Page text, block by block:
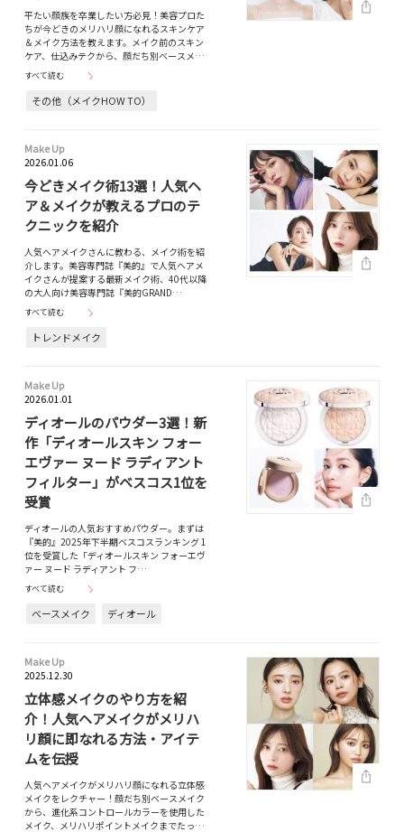
平たい顔族を卒業したい方必見！美容プロた
ちが今どきのメリハリ顔になれるスキンケア
＆メイク方法を教えます。メイク前のスキン
ケア、仕込みテクから、顔だち別ベースメ…
すべて読む
その他（メイクHOW TO）
Make Up
2026.01.06
今どきメイク術13選！人気ヘ
ア＆メイクが教えるプロのテ
クニックを紹介
人気へアメイクさんに教わる、メイク術を紹
介します。美容専門誌『美的』で人気ヘアメ
イクさんが提案する最新メイク術、40代以降
の大人向け美容専門誌『美的GRAND…
すべて読む
トレンドメイク
Make Up
2026.01.01
ディオールのパウダー3選！新
作「ディオールスキン フォー
エヴァー ヌード ラディアント
フィルター」がベスコス1位を
受賞
ディオールの人気おすすめパウダー。まずは
『美的』2025年下半期ベスコスランキング 1
位を受賞した「ディオールスキン フォーエヴ
ァー ヌード ラディアント フ…
すべて読む
ベースメイク ディオール
Make Up
2025.12.30
立体感メイクのやり方を紹
介！人気ヘアメイクがメリハ
リ顔に即なれる方法・アイテ
ムを伝授
人気ヘアメイクがメリハリ顔になれる立体感
メイクをレクチャー！顔だち別ベースメイク
から、進化系コントロールカラーを使用した
メイク、メリハリポイントメイクまでたっ…